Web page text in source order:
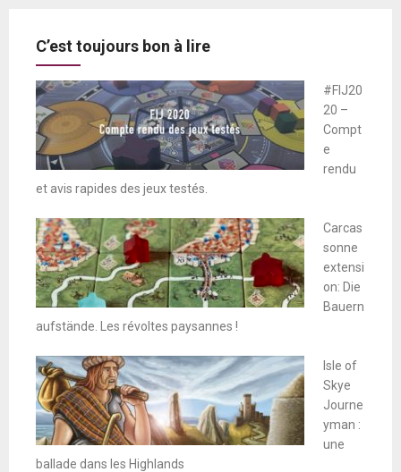
C’est toujours bon à lire
#FIJ20
20 –
Compt
e
rendu
et avis rapides des jeux testés.
Carcas
sonne
extensi
on: Die
Bauern
aufstände. Les révoltes paysannes !
Isle of
Skye
Journe
yman :
une
ballade dans les Highlands